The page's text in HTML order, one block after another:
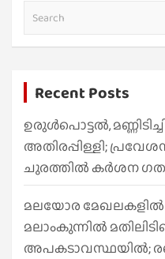
a
h
Recent Posts
ഉരുൾപൊട്ടൽ,
അതിരപ്പിള്ളി;
ചുരത്തില്‍ കര്‍ശന
മലയോര മേഖലകളിൽ
മലാംകുന്നിൽ
അപകടാവസ്ഥയിൽ;